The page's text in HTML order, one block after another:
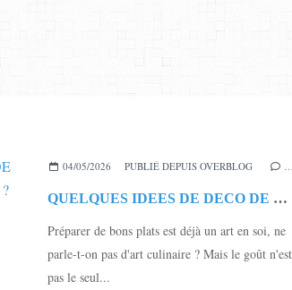
04/05/2026 PUBLIÉ DEPUIS OVERBLOG
QUELQUES IDEES DE DECO DE PLATS POUR CET ETE, çà vous dit ?
Préparer de bons plats est déjà un art en soi, ne
parle-t-on pas d'art culinaire ? Mais le goût n'est
pas le seul...